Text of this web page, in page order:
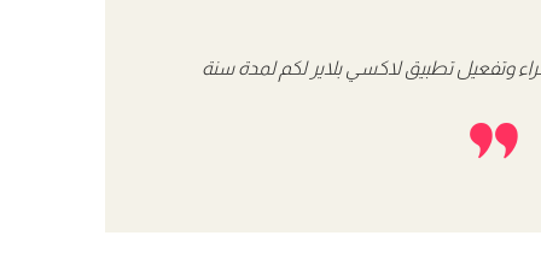
وتفعيل تطبيق لاكسي بلاير لكم لمدة سنة